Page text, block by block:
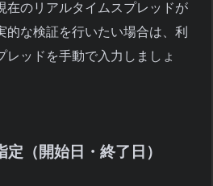
在のリアルタイムスプレッドが
的な検証を行いたい場合は、利
レッドを手動で入力しましょ
定（開始日・終了日）